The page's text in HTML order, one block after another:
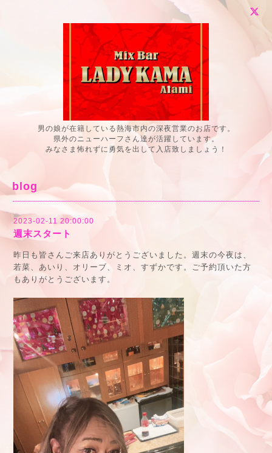
男の娘が在籍している熱海市内の深夜営業のお店です。
県外のニューハーフさん達が活躍しています。
みなさま怖れずに勇気を出して入店致しましょう！
blog
2023-02-11 20:00:00
週末スタート
昨日も皆さんご来店ありがとうございました。週末の今夜は、
若菜、あいり、オリーブ、ミオ、すずかです。ご予約頂いた方
もありがとうございます。